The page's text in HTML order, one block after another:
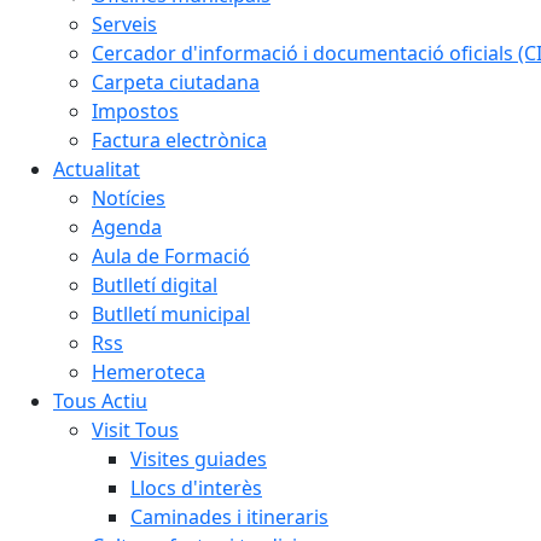
Serveis
Cercador d'informació i documentació oficials
Carpeta ciutadana
Impostos
Factura electrònica
Actualitat
Notícies
Agenda
Aula de Formació
Butlletí digital
Butlletí municipal
Rss
Hemeroteca
Tous Actiu
Visit Tous
Visites guiades
Llocs d'interès
Caminades i itineraris